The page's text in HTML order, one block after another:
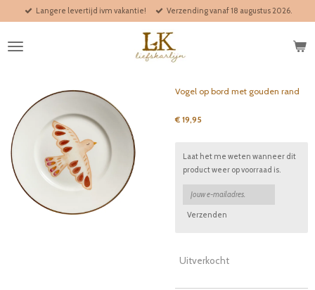
de
Langere levertijd ivm vakantie! Verzending vanaf 18 augustus 2026.
Vogel op bord met gouden rand
€ 19,95
Laat het me weten wanneer dit
product weer op voorraad is.
Verzenden
Uitverkocht